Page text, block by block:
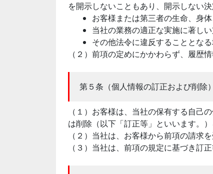
を開示しないこともあり、開示しない
お客様または第三者の生命、身
当社の業務の適正な実施に著し
その他法令に違反することとな
（２）前項の定めにかかわらず、履歴
第５条（個人情報の訂正および削除）
（１）お客様は、当社の保有する自己
は削除（以下「訂正等」といいます。
（２）当社は、お客様から前項の請求
（３）当社は、前項の規定に基づき訂